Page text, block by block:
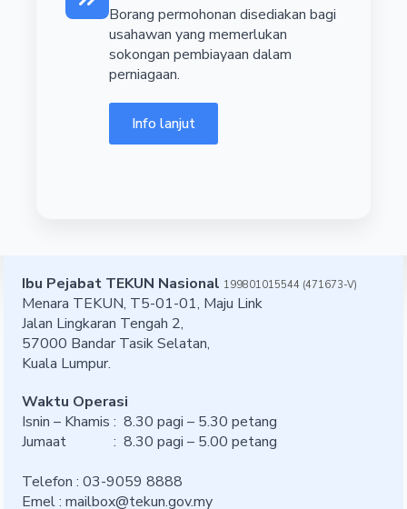
Borang permohonan disediakan bagi
usahawan yang memerlukan
sokongan pembiayaan dalam
perniagaan.
Info lanjut
Ibu Pejabat TEKUN Nasional 199801015544 (471673-V)
Menara TEKUN, T5-01-01, Maju Link
Jalan Lingkaran Tengah 2,
57000 Bandar Tasik Selatan,
Kuala Lumpur.
Waktu Operasi
Isnin – Khamis : 8.30 pagi – 5.30 petang
Jumaat : 8.30 pagi – 5.00 petang
Telefon : 03-9059 8888
Emel :mailbox@tekun.gov.my